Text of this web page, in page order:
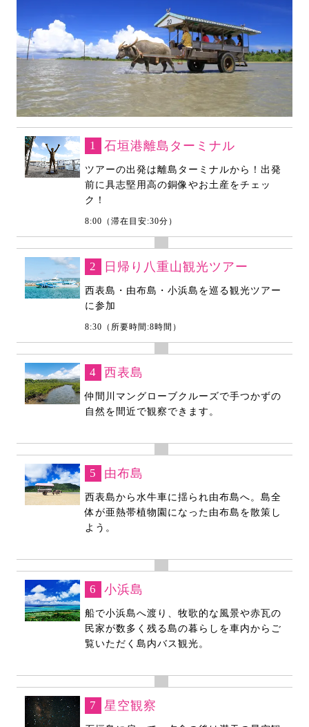
1 石垣港離島ターミナル
ツアーの出発は離島ターミナルから！出発
前に具志堅用高の銅像やお土産をチェッ
ク！
8:00（滞在目安:30分）
2 日帰り八重山観光ツアー
西表島・由布島・小浜島を巡る観光ツアー
に参加
8:30（所要時間:8時間）
4 西表島
仲間川マングローブクルーズで手つかずの
自然を間近で観察できます。
5 由布島
西表島から水牛車に揺られ由布島へ。島全
体が亜熱帯植物園になった由布島を散策し
よう。
6 小浜島
船で小浜島へ渡り、牧歌的な風景や赤瓦の
民家が数多く残る島の暮らしを車内からご
覧いただく島内バス観光。
7 星空観察